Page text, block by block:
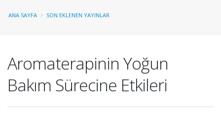
ANA SAYFA SON EKLENEN YAYINLAR
Aromaterapinin Yoğun
Bakım Sürecine Etkileri